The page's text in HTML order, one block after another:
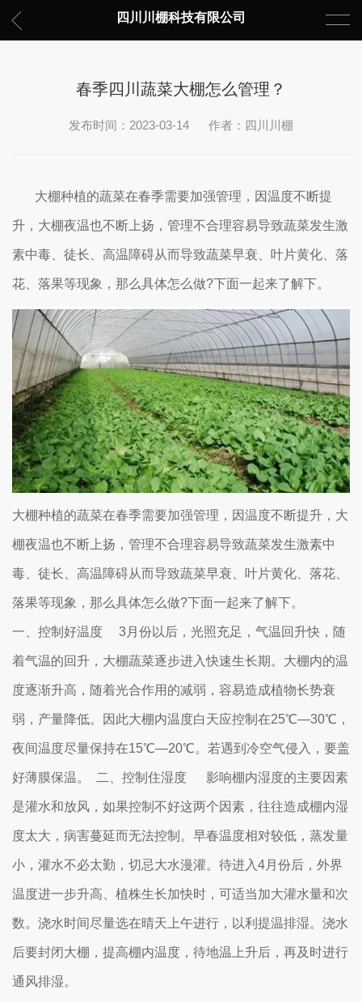
四川川棚科技有限公司
春季四川蔬菜大棚怎么管理？
发布时间：2023-03-14 作者：四川川棚
大棚种植的蔬菜在春季需要加强管理，因温度不断提
升，大棚夜温也不断上扬，管理不合理容易导致蔬菜发生激
素中毒、徒长、高温障碍从而导致蔬菜早衰、叶片黄化、落
花、落果等现象，那么具体怎么做?下面一起来了解下。
大棚种植的蔬菜在春季需要加强管理，因温度不断提升，大
棚夜温也不断上扬，管理不合理容易导致蔬菜发生激素中
毒、徒长、高温障碍从而导致蔬菜早衰、叶片黄化、落花、
落果等现象，那么具体怎么做?下面一起来了解下。
一、控制好温度 3月份以后，光照充足，气温回升快，随
着气温的回升，大棚蔬菜逐步进入快速生长期。大棚内的温
度逐渐升高，随着光合作用的减弱，容易造成植物长势衰
弱，产量降低。因此大棚内温度白天应控制在25℃―30℃，
夜间温度尽量保持在15℃―20℃。若遇到冷空气侵入，要盖
好薄膜保温。 二、控制住湿度 影响棚内湿度的主要因素
是灌水和放风，如果控制不好这两个因素，往往造成棚内湿
度太大，病害蔓延而无法控制。早春温度相对较低，蒸发量
小，灌水不必太勤，切忌大水漫灌。待进入4月份后，外界
温度进一步升高、植株生长加快时，可适当加大灌水量和次
数。浇水时间尽量选在晴天上午进行，以利提温排湿。浇水
后要封闭大棚，提高棚内温度，待地温上升后，再及时进行
通风排湿。